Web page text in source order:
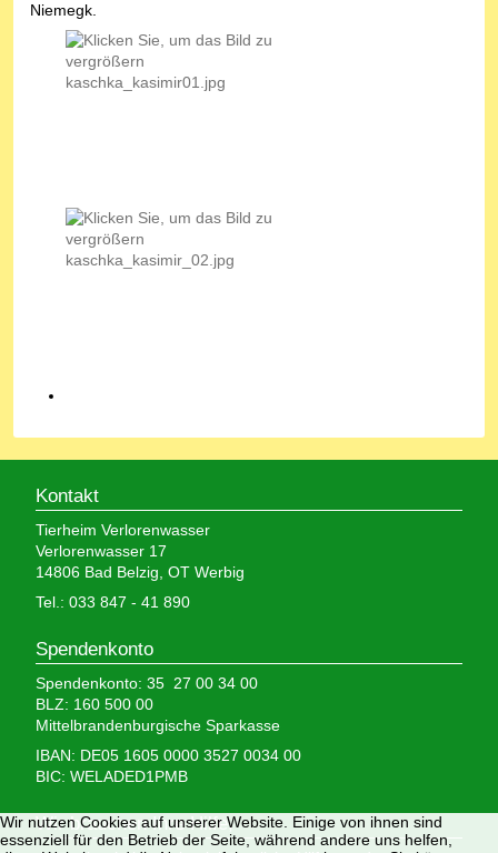
Niemegk.
Kontakt
Tierheim Verlorenwasser
Verlorenwasser 17
14806 Bad Belzig, OT Werbig
Tel.: 033 847 - 41 890
Spendenkonto
Spendenkonto: 35 27 00 34 00
BLZ: 160 500 00
Mittelbrandenburgische Sparkasse
IBAN: DE05 1605 0000 3527 0034 00
BIC: WELADED1PMB
Wir brauchen Ihre Hilfe,
Wir nutzen Cookies auf unserer Website. Einige von ihnen sind
essenziell für den Betrieb der Seite, während andere uns helfen,